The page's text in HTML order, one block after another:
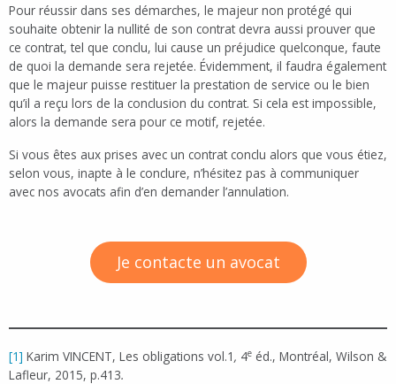
Pour réussir dans ses démarches, le majeur non protégé qui
souhaite obtenir la nullité de son contrat devra aussi prouver que
ce contrat, tel que conclu, lui cause un préjudice quelconque, faute
de quoi la demande sera rejetée. Évidemment, il faudra également
que le majeur puisse restituer la prestation de service ou le bien
qu’il a reçu lors de la conclusion du contrat. Si cela est impossible,
alors la demande sera pour ce motif, rejetée.
Si vous êtes aux prises avec un contrat conclu alors que vous étiez,
selon vous, inapte à le conclure, n’hésitez pas à communiquer
avec nos avocats afin d’en demander l’annulation.
Je contacte un avocat
[1] Karim VINCENT, Les obligations vol.1, 4e éd., Montréal, Wilson &
Lafleur, 2015, p.413.